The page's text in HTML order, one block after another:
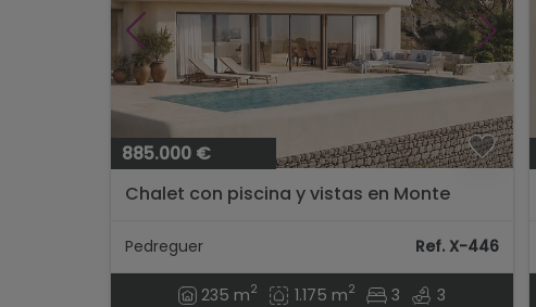
885.000 €
Chalet con piscina y vistas en Monte
Pedreguer Ref. X-446
235 m2 1.175 m2 3 3